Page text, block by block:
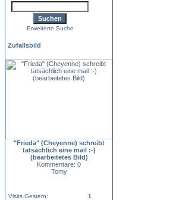
Erweiterte Suche
Zufallsbild
"Frieda" (Cheyenne) schreibt
tatsächlich eine mail :-)
(bearbeitetes Bild)
Kommentare: 0
Tomy
Visits Gestern:
1